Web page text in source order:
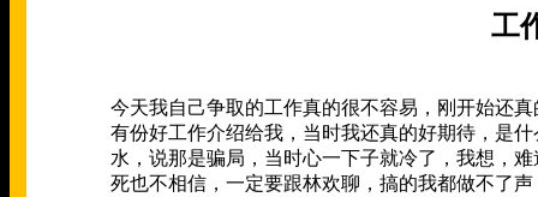
工
今天我自己争取的工作真的很不容易，刚开始还
有份好工作介绍给我，当时我还真的好期待，是
水，说那是骗局，当时心一下子就冷了，我想，
死也不相信，一定要跟林欢聊，搞的我都做不了